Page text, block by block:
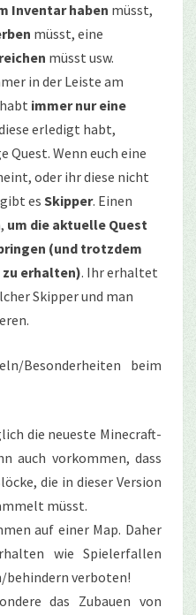
Inventar haben müsst,
müsst, eine
müsst usw.
in der Leiste am
immer nur eine
erledigt habt,
Wenn euch eine
oder ihr diese nicht
es Skipper. Einen
um die aktuelle Quest
(und trotzdem
zu erhalten). Ihr erhaltet
Skipper und man
Besonderheiten beim
die neueste Minecraft-
auch vorkommen, dass
die in dieser Version
müsst.
auf einer Map. Daher
wie Spielerfallen
behindern verboten!
das Zubauen von